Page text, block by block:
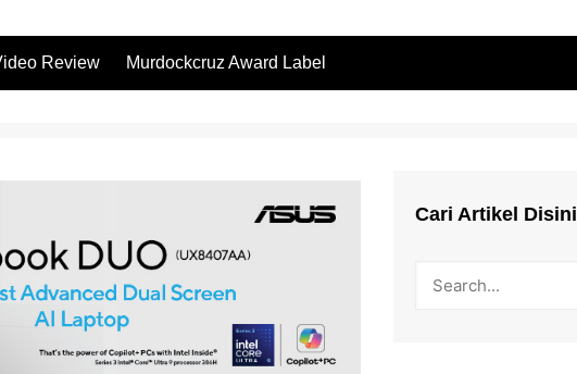
Review Murdockcruz Award Label
Cari Artikel Disini